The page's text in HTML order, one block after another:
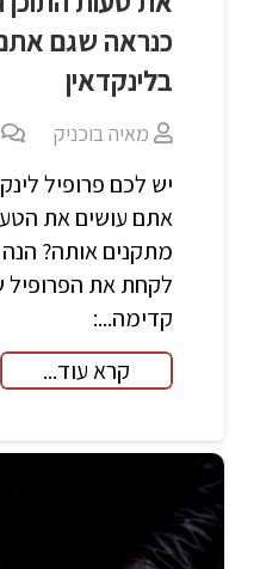
כנראה שגם
בלינקדאין
מאיה בוכניק
יש לכם פרופיל
אתם עושים את
מתקנים אותה? הנה
לקחת את
קדימה...:
קרא עוד...